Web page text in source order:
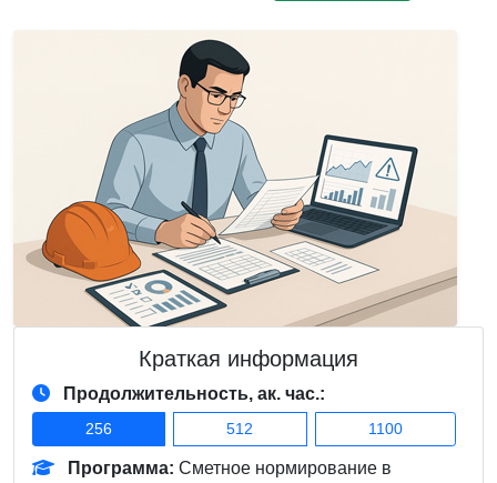
Краткая информация
Продолжительность, ак. час.:
256 512 1100
Программа: Сметное нормирование в